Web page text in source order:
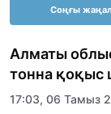
Соңғы
Алматы
тонна
17:03, 06 Тамыз